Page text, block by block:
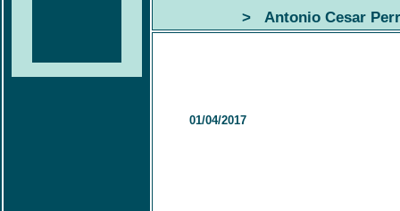
> Antonio Cesar
01/04/2017